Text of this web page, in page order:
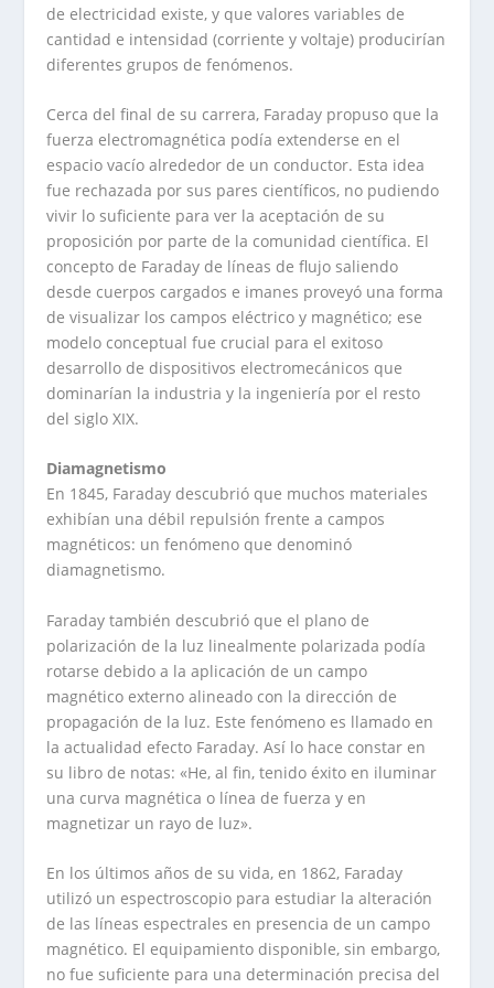
de electricidad existe, y que valores variables de
cantidad e intensidad (corriente y voltaje) producirían
diferentes grupos de fenómenos.
Cerca del final de su carrera, Faraday propuso que la
fuerza electromagnética podía extenderse en el
espacio vacío alrededor de un conductor. Esta idea
fue rechazada por sus pares científicos, no pudiendo
vivir lo suficiente para ver la aceptación de su
proposición por parte de la comunidad científica. El
concepto de Faraday de líneas de flujo saliendo
desde cuerpos cargados e imanes proveyó una forma
de visualizar los campos eléctrico y magnético; ese
modelo conceptual fue crucial para el exitoso
desarrollo de dispositivos electromecánicos que
dominarían la industria y la ingeniería por el resto
del siglo XIX.
Diamagnetismo
En 1845, Faraday descubrió que muchos materiales
exhibían una débil repulsión frente a campos
magnéticos: un fenómeno que denominó
diamagnetismo.
Faraday también descubrió que el plano de
polarización de la luz linealmente polarizada podía
rotarse debido a la aplicación de un campo
magnético externo alineado con la dirección de
propagación de la luz. Este fenómeno es llamado en
la actualidad efecto Faraday. Así lo hace constar en
su libro de notas: «He, al fin, tenido éxito en iluminar
una curva magnética o línea de fuerza y en
magnetizar un rayo de luz».
En los últimos años de su vida, en 1862, Faraday
utilizó un espectroscopio para estudiar la alteración
de las líneas espectrales en presencia de un campo
magnético. El equipamiento disponible, sin embargo,
no fue suficiente para una determinación precisa del